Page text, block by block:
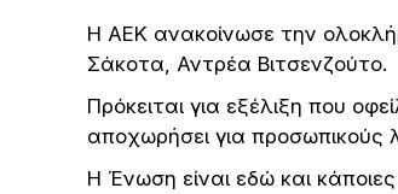
Η ΑΕΚ ανακοίνωσε την
Σάκοτα, Αντρέα Βιτσενζούτο.
Πρόκειται για εξέλιξη που
αποχωρήσει για προσωπικούς
Η Ένωση είναι εδώ και